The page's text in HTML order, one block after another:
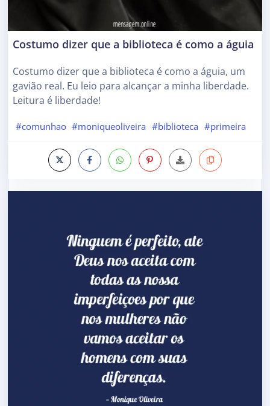
Costumo dizer que a biblioteca é como a águia
Costumo dizer que a biblioteca é como a águia, um
gavião real. Eu leio para alcançar a minha liberdade.
Leitura é liberdade!
#comunhao #moniqueoliveira #biblioteca #primeira